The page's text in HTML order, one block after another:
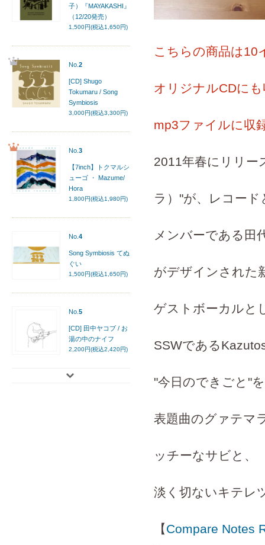
こちらの商品は10
オリジナルCDに
mp3ファイルに収
2011年春にリリー
ラ）"が、レコード
メンバーである田
がデザインされた
ゲストボーカルと
SSWである
"今日のできごと"
表題曲のグァテマ
ッチーなサビと、
淡く切ないキテレ
【Compare Notes
子）『MAYAKASHI』
（12/20発売）
1,500円(税込1,650円)
No. 2
[CD] Shugo
Tokumaru / Song
Symbiosis
3,000円(税込3,300円)
No. 3
【7inch】トクマルシ
ューゴ ・ Mazume/
Hora
1,800円(税込1,980円)
No. 4
Song Symbiosis てぬ
ぐい
1,500円(税込1,650円)
No. 5
[CD] 田中ヤコブ / お
湯の中のナイフ
2,200円(税込2,420円)